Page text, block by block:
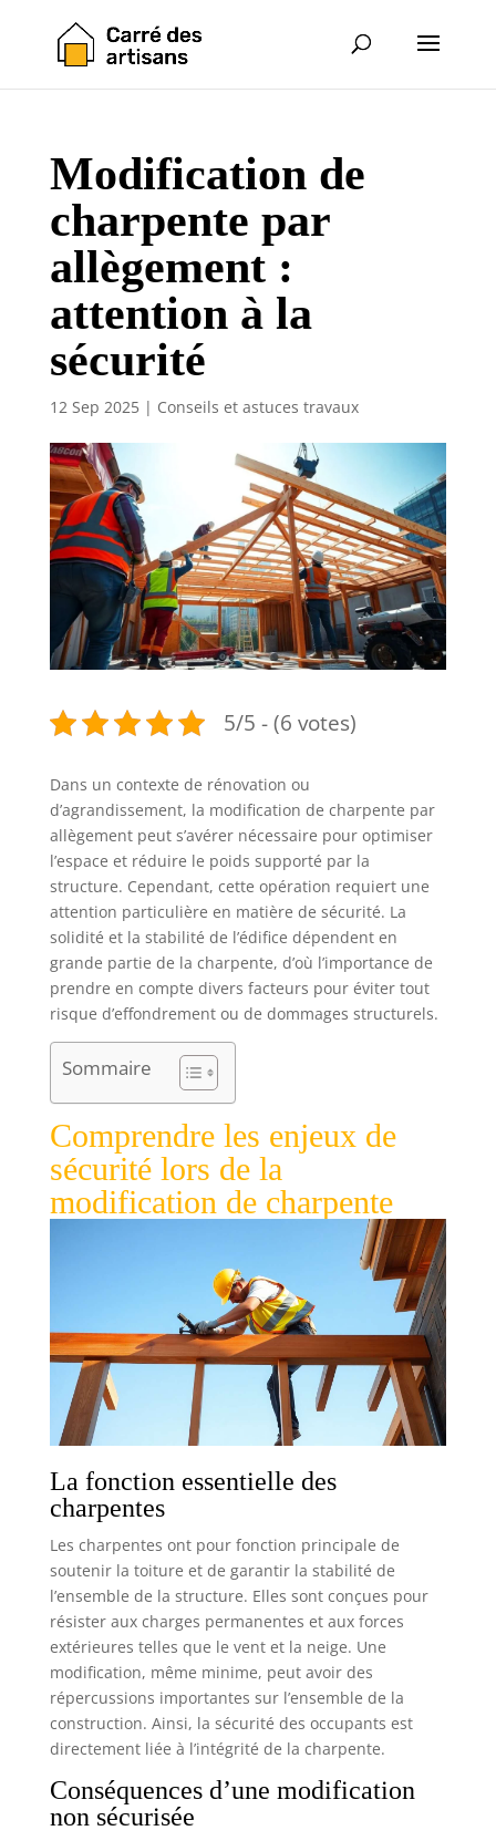
Modification de
charpente par
allègement :
attention à la
sécurité
12 Sep 2025| Conseils et astuces travaux
5/5 - (6 votes)
Dans un contexte de rénovation ou
d’agrandissement, la modification de charpente par
allègement peut s’avérer nécessaire pour optimiser
l’espace et réduire le poids supporté par la
structure. Cependant, cette opération requiert une
attention particulière en matière de sécurité. La
solidité et la stabilité de l’édifice dépendent en
grande partie de la charpente, d’où l’importance de
prendre en compte divers facteurs pour éviter tout
risque d’effondrement ou de dommages structurels.
Sommaire
Comprendre les enjeux de
sécurité lors de la
modification de charpente
La fonction essentielle des
charpentes
Les charpentes ont pour fonction principale de
soutenir la toiture et de garantir la stabilité de
l’ensemble de la structure. Elles sont conçues pour
résister aux charges permanentes et aux forces
extérieures telles que le vent et la neige. Une
modification, même minime, peut avoir des
répercussions importantes sur l’ensemble de la
construction. Ainsi, la sécurité des occupants est
directement liée à l’intégrité de la charpente.
Conséquences d’une modification
non sécurisée